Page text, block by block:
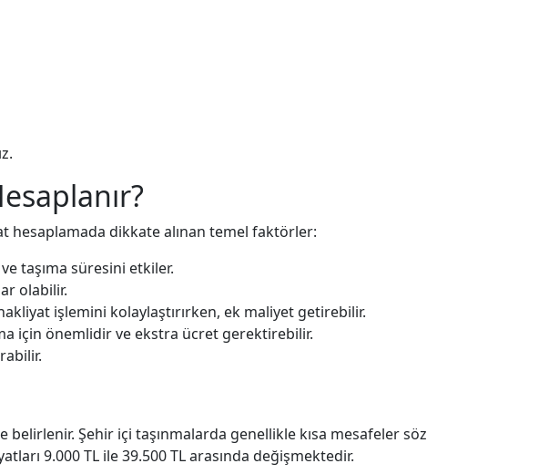
hesaplamada dikkate alınan temel faktörler:
taşıma süresini etkiler.
olabilir.
işlemini kolaylaştırırken, ek maliyet getirebilir.
için önemlidir ve ekstra ücret gerektirebilir.
Şehir içi taşınmalarda genellikle kısa mesafeler söz
9.000 TL ile 39.500 TL arasında değişmektedir.